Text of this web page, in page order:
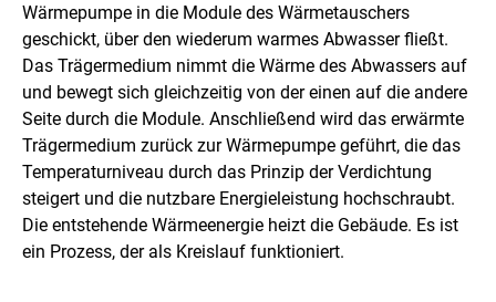
Wärmepumpe in die Module des Wärmetauschers
geschickt, über den wiederum warmes Abwasser fließt.
Das Trägermedium nimmt die Wärme des Abwassers auf
und bewegt sich gleichzeitig von der einen auf die andere
Seite durch die Module. Anschließend wird das erwärmte
Trägermedium zurück zur Wärmepumpe geführt, die das
Temperaturniveau durch das Prinzip der Verdichtung
steigert und die nutzbare Energieleistung hochschraubt.
Die entstehende Wärmeenergie heizt die Gebäude. Es ist
ein Prozess, der als Kreislauf funktioniert.